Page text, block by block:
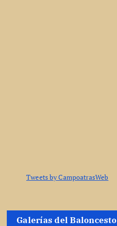
Tweets by CampoatrasWeb
Galerías del Baloncesto